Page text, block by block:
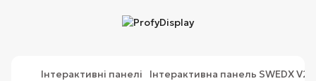
Інтерактивні панелі Інтерактивна панель SWEDX